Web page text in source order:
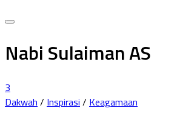
Nabi Sulaiman AS
3
Dakwah / Inspirasi / Keagamaan